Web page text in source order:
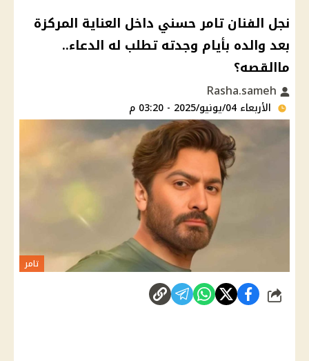
نجل الفنان تامر حسني داخل العناية المركزة
بعد والده بأيام وجدته تطلب له الدعاء..
ماالقصه؟
الأربعاء 04/يونيو/2025 - 03:20 م
تامر
شارك